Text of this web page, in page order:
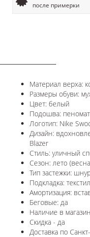
после примерки
Материал верха:
Размеры обуви:
Цвет: белый
Подошва:
Логотип: Nike
Дизайн: в
Blazer
Стиль: уличный
Сезон: лето
Тип застежки:
Подкладка:
Амортизация:
Беговые: да
Наличие в
Скидка - да
Доставка по